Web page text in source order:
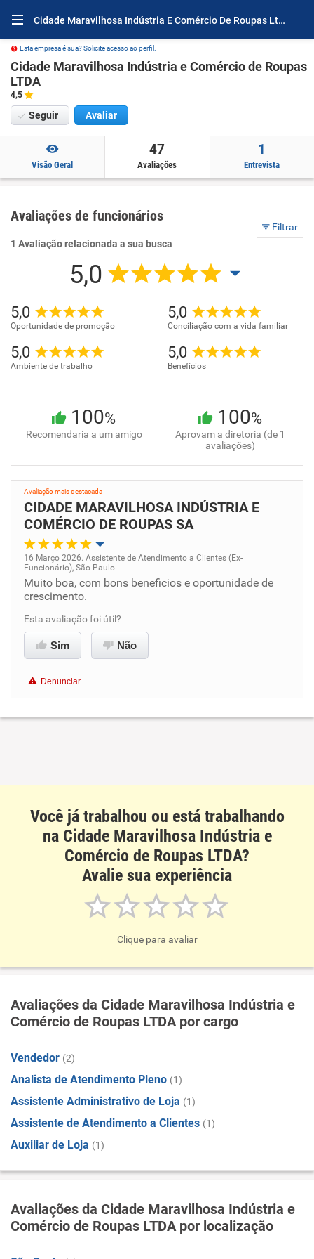
Cidade Maravilhosa Indústria E Comércio De Roupas Ltda Avaliações e Opiniões
Esta empresa é sua? Solicite acesso ao perfil.
Cidade Maravilhosa Indústria e Comércio de Roupas
LTDA
4,5
Seguir Avaliar
Visão Geral
47
Avaliações
1
Entrevista
Avaliações de funcionários
Filtrar
1 Avaliação relacionada a sua busca
5,0
5,0
Oportunidade de promoção
5,0
Conciliação com a vida familiar
5,0
Ambiente de trabalho
5,0
Benefícios
100%
Recomendaria a um amigo
100%
Aprovam a diretoria (de 1
avaliações)
Avaliação mais destacada
CIDADE MARAVILHOSA INDÚSTRIA E
COMÉRCIO DE ROUPAS SA
Oportunidade de promoção
Conciliação com a vida familiar
Benefícios
Recomenda esta empresa
16 Março 2026. Assistente de Atendimento a Clientes (Ex-
Funcionário), São Paulo
Muito boa, com bons beneficios e oportunidade de
crescimento.
Esta avaliação foi útil?
Sim Não
Denunciar
Você já trabalhou ou está trabalhando
na Cidade Maravilhosa Indústria e
Comércio de Roupas LTDA?
Avalie sua experiência
Clique para avaliar
Avaliações da Cidade Maravilhosa Indústria e
Comércio de Roupas LTDA por cargo
Vendedor (2)
Analista de Atendimento Pleno (1)
Assistente Administrativo de Loja (1)
Assistente de Atendimento a Clientes (1)
Auxiliar de Loja (1)
Avaliações da Cidade Maravilhosa Indústria e
Comércio de Roupas LTDA por localização